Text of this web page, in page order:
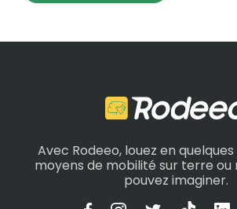
Avec Rodeeo, louez en
moyens de mobilité sur terre ou
pouvez imaginer.